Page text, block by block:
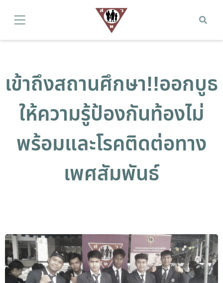
เข้าถึงสถานศึกษา!!ออกบูธ
ให้ความรู้ป้องกันท้องไม่
พร้อมและโรคติดต่อทาง
เพศสัมพันธ์